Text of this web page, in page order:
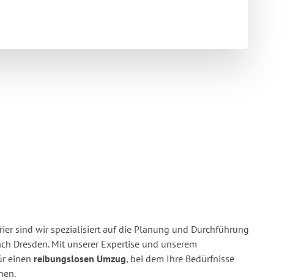
sind wir spezialisiert auf die Planung und Durchführung
Dresden. Mit unserer Expertise und unserem
einen reibungslosen Umzug, bei dem Ihre Bedürfnisse